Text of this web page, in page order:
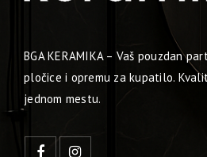
BGA KERAMIKA – Vaš pouzdan
pločice i opremu za kupatilo.
jednom mestu.